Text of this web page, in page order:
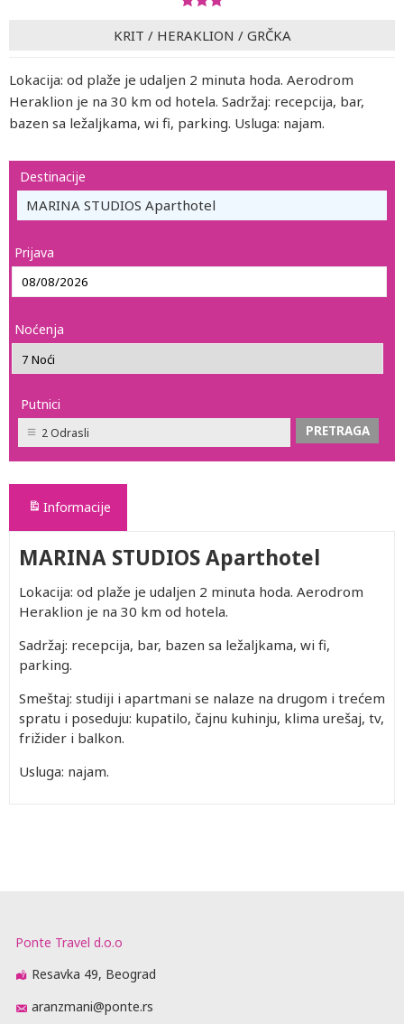
KRIT / HERAKLION / GRČKA
Lokacija: od plaže je udaljen 2 minuta hoda. Aerodrom
Heraklion je na 30 km od hotela. Sadržaj: recepcija, bar,
bazen sa ležaljkama, wi fi, parking. Usluga: najam.
Destinacije
MARINA STUDIOS Aparthotel
Prijava
Noćenja
Putnici
2 Odrasli
Informacije
MARINA STUDIOS Aparthotel
Lokacija: od plaže je udaljen 2 minuta hoda. Aerodrom
Heraklion je na 30 km od hotela.
Sadržaj: recepcija, bar, bazen sa ležaljkama, wi fi,
parking.
Smeštaj: studiji i apartmani se nalaze na drugom i trećem
spratu i poseduju: kupatilo, čajnu kuhinju, klima urešaj, tv,
frižider i balkon.
Usluga: najam.
Ponte Travel d.o.o
Resavka 49, Beograd
aranzmani@ponte.rs